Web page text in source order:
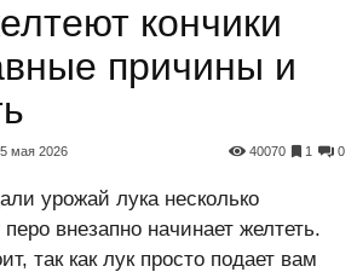
кончики
причины и
мая 2026 0
1
40070
урожай лука несколько
внезапно начинает желтеть.
так как лук просто подает вам